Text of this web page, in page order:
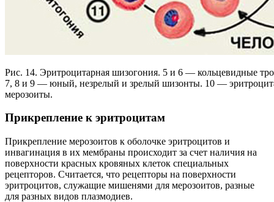
Рис. 14. Эритроцитарная шизогония. 5 и 6 — кольцевидные
7, 8 и 9 — юный, незрелый и зрелый шизонты. 10 —
мерозоиты.
Прикрепление к эритроцитам
Прикрепление мерозоитов к оболочке эритроцитов и
инвагинация в их мембраны происходит за счет наличия на
поверхности красных кровяных клеток специальных
рецепторов. Считается, что рецепторы на поверхности
эритроцитов, служащие мишенями для мерозоитов, разные
для разных видов плазмодиев.